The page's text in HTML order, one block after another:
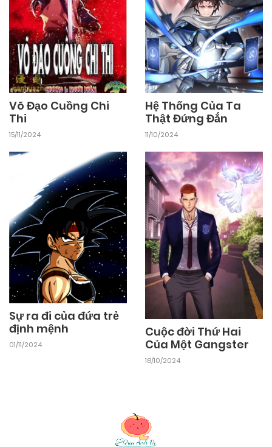
Võ Đạo Cuồng Chi
Thi
15/11/2024
Hệ Thống Của Ta
Thật Đứng Đắn
11/10/2024
Sự ra đi của đứa trẻ
định mệnh
01/11/2024
Cuộc đời Thứ Hai
Của Một Gangster
18/10/2024